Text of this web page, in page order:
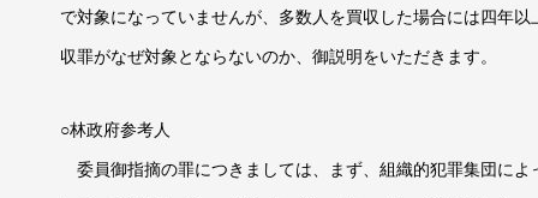
で対象になっていませんが、多数人を買収した場合には四年
収罪がなぜ対象とならないのか、御説明をいただきます。
○林政府参考人
委員御指摘の罪につきましては、まず、組織的犯罪集団に